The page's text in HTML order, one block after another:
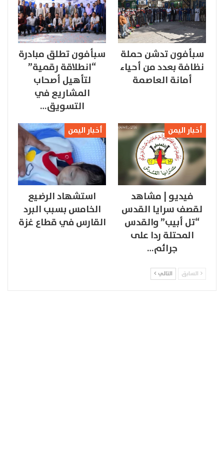
سبأفون تدشن حملة
نظافة بعدد من أحياء
أمانة العاصمة
سبأفون تطلق مبادرة
“انطلاقة رقمية”
لتأهيل أصحاب
المشاريع في
التسويق…
أخبار اليمن
فيديو | مشاهد
لقصف سرايا القدس
“تل أبيب” والقدس
المحتلة ردا على
جرائم…
أخبار اليمن
استشهاد الرضيع
الخامس بسبب البرد
القارس في قطاع غزة
السابق التالي